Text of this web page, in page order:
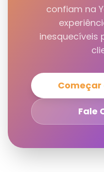
confiam na
inesquecíveis
Começar
Fale